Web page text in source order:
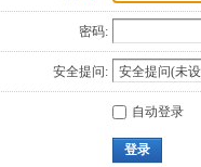
密码:
安全提问:
自动登录
登录